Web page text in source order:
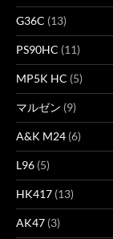
G36C (13)
PS90HC (11)
MP5K HC (5)
マルゼン (9)
A&K M24 (6)
L96 (5)
HK417 (13)
AK47 (3)